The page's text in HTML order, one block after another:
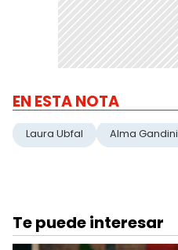
EN ESTA NOTA
Laura Ubfal Alma Gandini